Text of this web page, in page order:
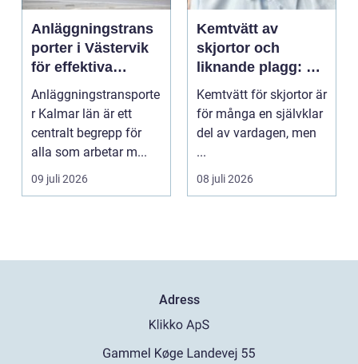
Anläggningstrans
porter i Västervik
för effektiva
byggprojekt
Anläggningstransporte
r Kalmar län är ett
centralt begrepp för
alla som arbetar m...
09 juli 2026
Kemtvätt av
skjortor och
liknande plagg: Så
fungerar
professionell
klädvård i
Kemtvätt för skjortor är
för många en självklar
del av vardagen, men
...
08 juli 2026
Adress